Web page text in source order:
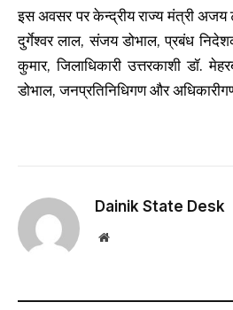
इस अवसर पर केन्द्रीय राज्य मंत्री अजय
दुर्गेश्वर लाल, संजय डोभाल, प्रबंध
कुमार, जिलाधिकारी उत्तरकाशी डॉ.
डोभाल, जनप्रतिनिधिगण और
Dainik State Desk
Website